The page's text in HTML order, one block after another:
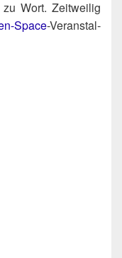
Wort. Zeit­wei­lig
Space-Ver­an­stal­